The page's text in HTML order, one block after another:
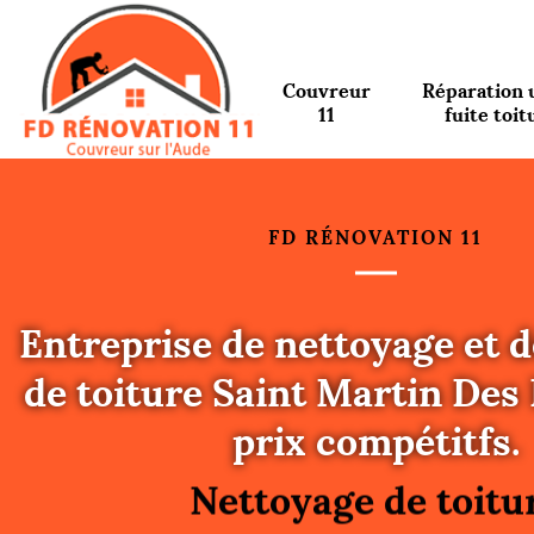
Couvreur
11
Réparation
fuite
FD RÉNOVATION 11
Entreprise de nettoyage et
de toiture Saint Martin Des
prix compétitfs.
Urgence fuite
Changement de
Nettoyage de